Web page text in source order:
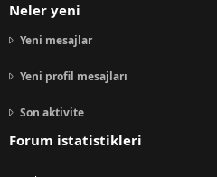
Neler yeni
Yeni mesajlar
Yeni profil mesajları
Son aktivite
Forum istatistikleri